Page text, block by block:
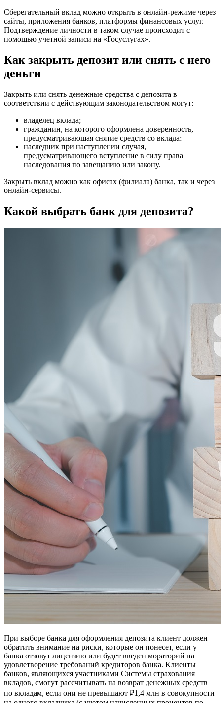
Сберегательный вклад можно открыть в онлайн-режиме через
сайты, приложения банков, платформы финансовых услуг.
Подтверждение личности в таком случае происходит с
помощью учетной записи на «Госуслугах».
Как закрыть депозит или снять с него
деньги
Закрыть или снять денежные средства с депозита в
соответствии с действующим законодательством могут:
владелец вклада;
гражданин, на которого оформлена доверенность,
предусматривающая снятие средств со вклада;
наследник при наступлении случая,
предусматривающего вступление в силу права
наследования по завещанию или закону.
Закрыть вклад можно как офисах (филиала) банка, так и через
онлайн-сервисы.
Какой выбрать банк для депозита?
При выборе банка для оформления депозита клиент должен
обратить внимание на риски, которые он понесет, если у
банка отзовут лицензию или будет введен мораторий на
удовлетворение требований кредиторов банка. Клиенты
банков, являющихся участниками Системы страхования
вкладов, смогут рассчитывать на возврат денежных средств
по вкладам, если они не превышают ₽1,4 млн в совокупности